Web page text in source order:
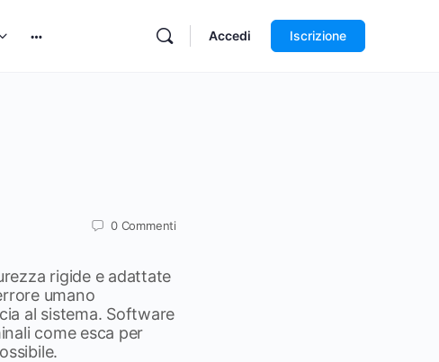
Accedi Iscrizione
0 Commenti
rigide e adattate
umano
al sistema. Software
come esca per